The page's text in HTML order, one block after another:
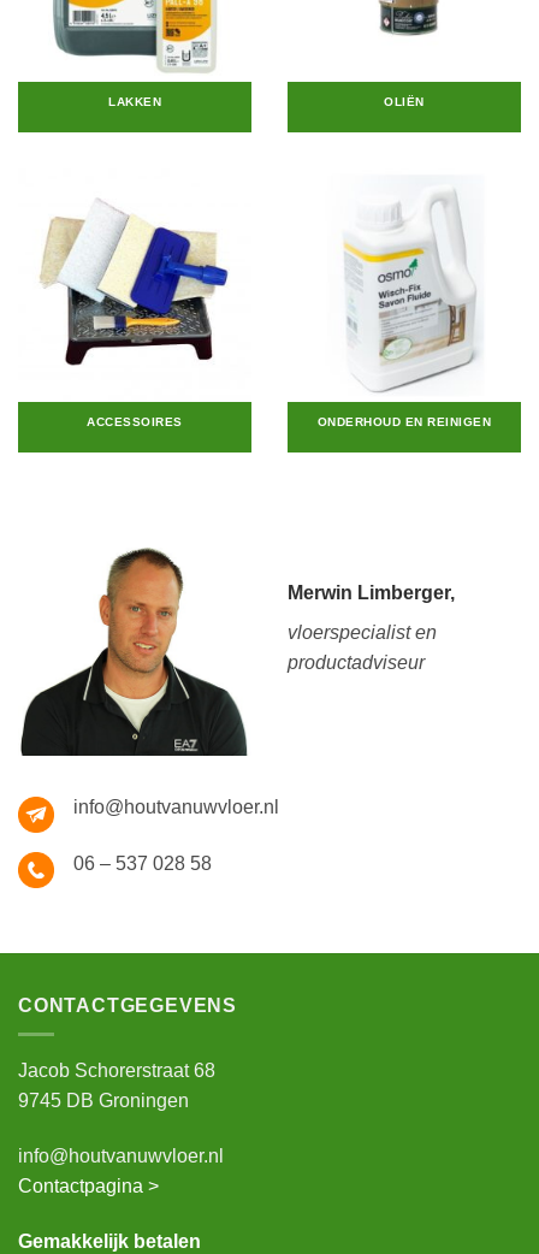
LAKKEN OLIËN
ACCESSOIRES ONDERHOUD EN REINIGEN
Merwin Limberger,
vloerspecialist en
productadviseur
info@houtvanuwvloer.nl
06 – 537 028 58
CONTACTGEGEVENS
Jacob Schorerstraat 68
9745 DB Groningen
info@houtvanuwvloer.nl
Contactpagina >
Gemakkelijk betalen